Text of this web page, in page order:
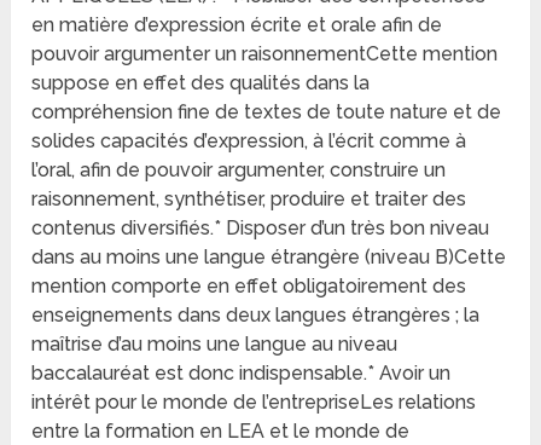
en matière d’expression écrite et orale afin de
pouvoir argumenter un raisonnementCette mention
suppose en effet des qualités dans la
compréhension fine de textes de toute nature et de
solides capacités d’expression, à l’écrit comme à
l’oral, afin de pouvoir argumenter, construire un
raisonnement, synthétiser, produire et traiter des
contenus diversifiés.* Disposer d’un très bon niveau
dans au moins une langue étrangère (niveau B)Cette
mention comporte en effet obligatoirement des
enseignements dans deux langues étrangères ; la
maîtrise d’au moins une langue au niveau
baccalauréat est donc indispensable.* Avoir un
intérêt pour le monde de l’entrepriseLes relations
entre la formation en LEA et le monde de